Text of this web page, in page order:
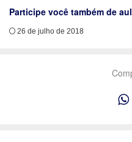
Participe você também de
26 de julho de 2018